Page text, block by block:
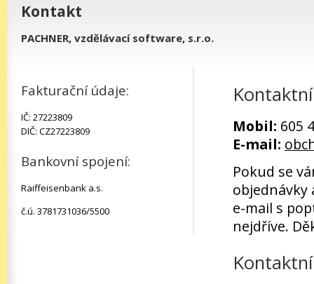
Kontakt
PACHNER, vzdělávací software, s.r.o.
Fakturační údaje:
IČ: 27223809
DIČ: CZ27223809
Bankovní spojení:
Raiffeisenbank a.s.
č.ú. 3781731036/5500
Mobil: 605
E-mail:
Pokud se
objednávky
e-mail s
nejdříve.